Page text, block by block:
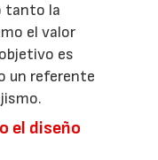
tanto la
el valor
es
un referente
el diseño